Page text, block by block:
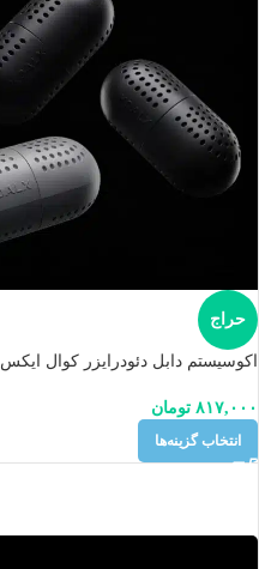
حراج
اکوسیستم دابل دئودرایزر کوال ایکس
۸۱۷,۰۰۰ تومان
انتخاب گزینه‌ها